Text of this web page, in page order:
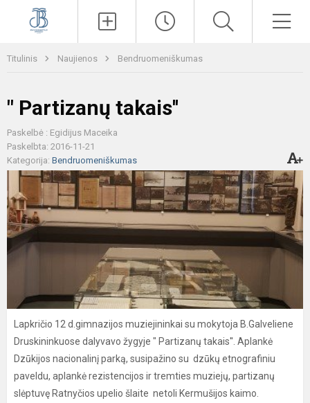
Titulinis Naujienos Bendruomeniškumas
" Partizanų takais''
Paskelbė : Egidijus Maceika
Paskelbta: 2016-11-21
Kategorija: Bendruomeniškumas
Lapkričio 12 d.gimnazijos muziejininkai su mokytoja B.Galveliene
Druskininkuose dalyvavo žygyje " Partizanų takais''. Aplankė
Dzūkijos nacionalinį parką, susipažino su dzūkų etnografiniu
paveldu, aplankė rezistencijos ir tremties muziejų, partizanų
slėptuvę Ratnyčios upelio šlaite netoli Kermušijos kaimo.